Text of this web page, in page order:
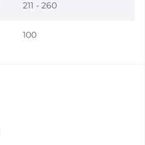
211 - 260
100